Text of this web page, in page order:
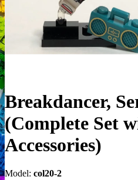
Breakdancer,
(Complete Set
Accessories)
Model: col20-2